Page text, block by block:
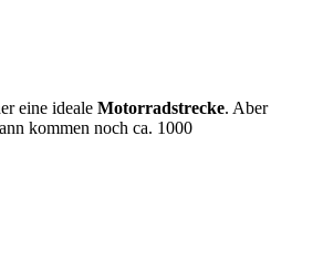
eine ideale Motorradstrecke. Aber
kommen noch ca. 1000